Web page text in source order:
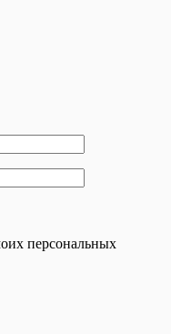
персональных